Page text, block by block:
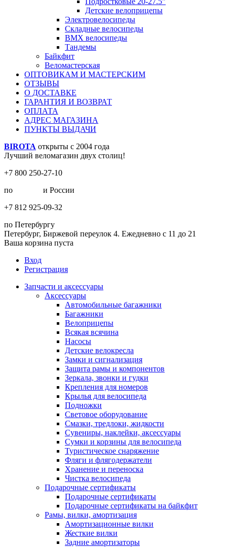
Детские велоприцепы
Электровелосипеды
Складные велосипеды
BMX велосипеды
Тандемы
Байкфит
Веломастерская
ОПТОВИКАМ И МАСТЕРСКИМ
ОТЗЫВЫ
О ДОСТАВКЕ
ГАРАНТИЯ И ВОЗВРАТ
ОПЛАТА
АДРЕС МАГАЗИНА
ПУНКТЫ ВЫДАЧИ
BIROTA открыты с 2004 года
Лучший веломагазин двух столиц!
+7 800 250-27-10
по
и России
+7 812 925-09-32
по Петербургу
Петербург, Биржевой переулок 4. Ежедневно с 11 до 21
Ваша корзина пуста
Вход
Регистрация
Запчасти и аксессуары
Аксессуары
Автомобильные багажники
Багажники
Велоприцепы
Всякая всячина
Насосы
Детские велокресла
Замки и сигнализация
Защита рамы и компонентов
Зеркала, звонки и гудки
Крепления для номеров
Крылья для велосипеда
Подножки
Световое оборудование
Смазки, тредлоки, жидкости
Сувениры, наклейки, аксессуары
Сумки и корзины для велосипеда
Туристическое снаряжение
Фляги и флягодержатели
Хранение и переноска
Чистка велосипеда
Подарочные сертификаты
Подарочные сертификаты
Подарочные сертификаты на байкфит
Рамы, вилки, амортизация
Амортизационные вилки
Жесткие вилки
Задние амортизаторы